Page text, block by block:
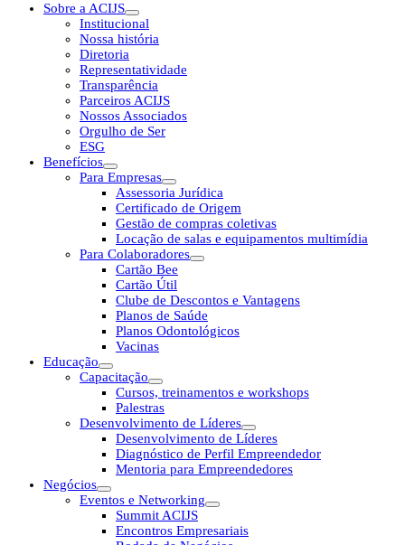
Sobre a ACIJS
Institucional
Nossa história
Diretoria
Representatividade
Transparência
Parceiros ACIJS
Nossos Associados
Orgulho de Ser
ESG
Benefícios
Para Empresas
Assessoria Jurídica
Certificado de Origem
Gestão de compras coletivas
Locação de salas e equipamentos multimídia
Para Colaboradores
Cartão Bee
Cartão Útil
Clube de Descontos e Vantagens
Planos de Saúde
Planos Odontológicos
Vacinas
Educação
Capacitação
Cursos, treinamentos e workshops
Palestras
Desenvolvimento de Líderes
Desenvolvimento de Líderes
Diagnóstico de Perfil Empreendedor
Mentoria para Empreendedores
Negócios
Eventos e Networking
Summit ACIJS
Encontros Empresariais